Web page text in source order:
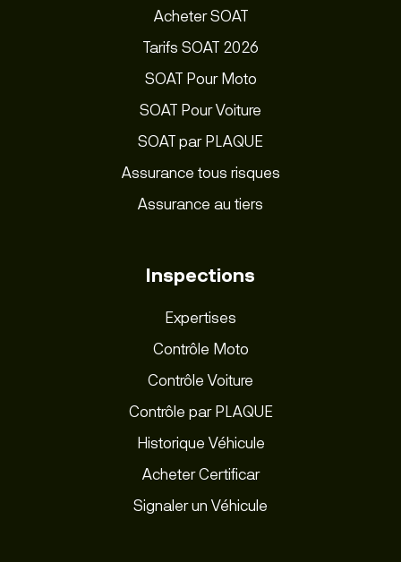
Acheter SOAT
Tarifs SOAT 2026
SOAT Pour Moto
SOAT Pour Voiture
SOAT par PLAQUE
Assurance tous risques
Assurance au tiers
Inspections
Expertises
Contrôle Moto
Contrôle Voiture
Contrôle par PLAQUE
Historique Véhicule
Acheter Certificar
Signaler un Véhicule